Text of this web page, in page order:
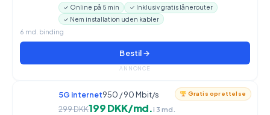
✓ Online på 5 min
✓ Inklusiv gratis lånerouter
✓ Nem installation uden kabler
6 md. binding
Bestil →
ANNONCE
Gratis oprettelse
5G internet950 / 90 Mbit/s
299 DKK199 DKK/md.i 3 md.